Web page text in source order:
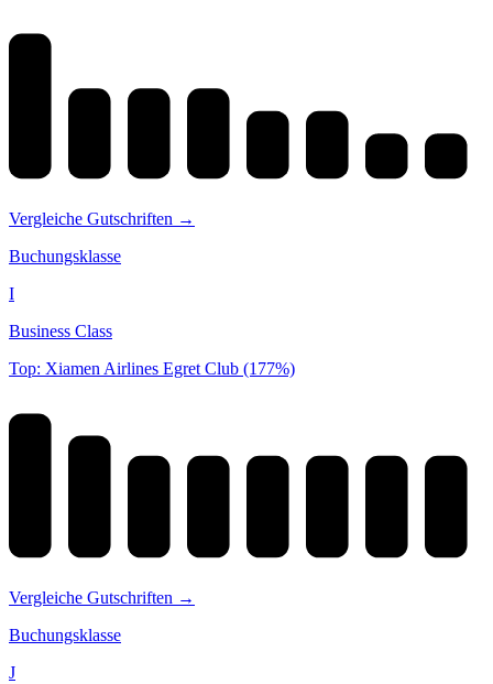
Vergleiche Gutschriften →
Buchungsklasse
I
Business Class
Top: Xiamen Airlines Egret Club (177%)
Vergleiche Gutschriften →
Buchungsklasse
J